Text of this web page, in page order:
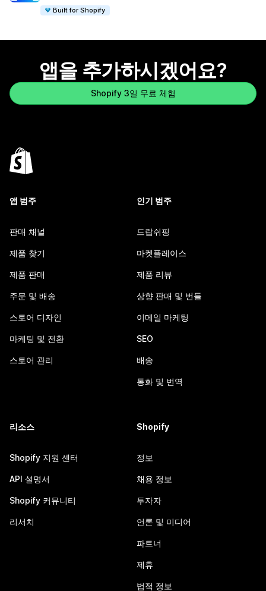
Built for Shopify
앱을 추가하시겠어요?
Shopify 3일 무료 체험
앱 범주
판매 채널
제품 찾기
제품 판매
주문 및 배송
스토어 디자인
마케팅 및 전환
스토어 관리
인기 범주
드랍쉬핑
마켓플레이스
제품 리뷰
상향 판매 및 번들
이메일 마케팅
SEO
배송
통화 및 번역
리소스
Shopify 지원 센터
API 설명서
Shopify 커뮤니티
리서치
Shopify
정보
채용 정보
투자자
언론 및 미디어
파트너
제휴
법적 정보